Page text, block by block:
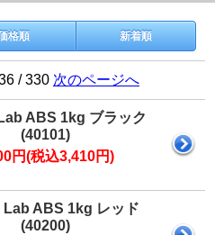
PP用タックシート
ャルサイト
窓口
ページ
を見る
格順 新着順
/ 330 次のページへ
ABS 1kg ブラック
(40101)
円(税込3,410円)
Lab ABS 1kg レッド
(40200)